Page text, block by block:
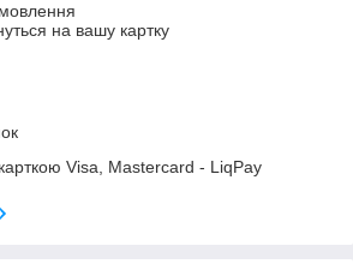
на вашу картку
Visa, Mastercard - LiqPay